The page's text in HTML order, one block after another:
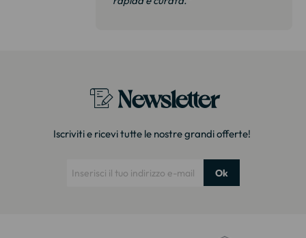
Newsletter
Iscriviti e ricevi tutte le nostre grandi offerte!
Ok